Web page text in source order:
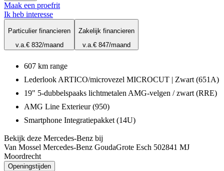
Maak een proefrit
Ik heb interesse
Particulier financieren
v.a.€ 832/maand
Zakelijk financieren
v.a.€ 847/maand
607 km range
Lederlook ARTICO/microvezel MICROCUT | Zwart (651A)
19" 5-dubbelspaaks lichtmetalen AMG-velgen / zwart (RRE)
AMG Line Exterieur (950)
Smartphone Integratiepakket (14U)
Bekijk deze Mercedes-Benz bij
Van Mossel Mercedes-Benz GoudaGrote Esch 502841 MJ
Moordrecht
Openingstijden